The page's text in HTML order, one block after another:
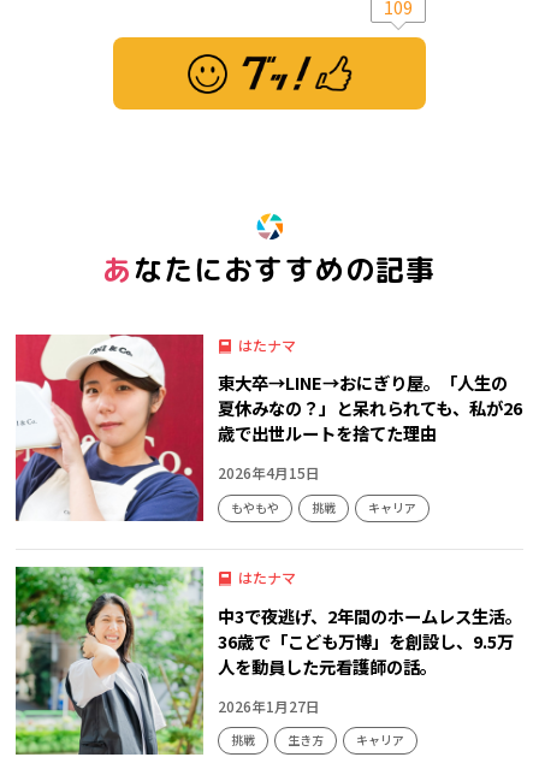
109
あなたにおすすめの記事
はたナマ
東大卒→LINE→おにぎり屋。「人生の
夏休みなの？」と呆れられても、私が26
歳で出世ルートを捨てた理由
2026年4月15日
もやもや 挑戦 キャリア
はたナマ
中3で夜逃げ、2年間のホームレス生活。
36歳で「こども万博」を創設し、9.5万
人を動員した元看護師の話。
2026年1月27日
挑戦 生き方 キャリア